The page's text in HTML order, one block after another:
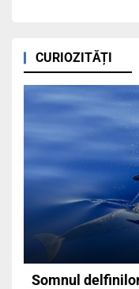
CURIOZITĂȚI
Somnul